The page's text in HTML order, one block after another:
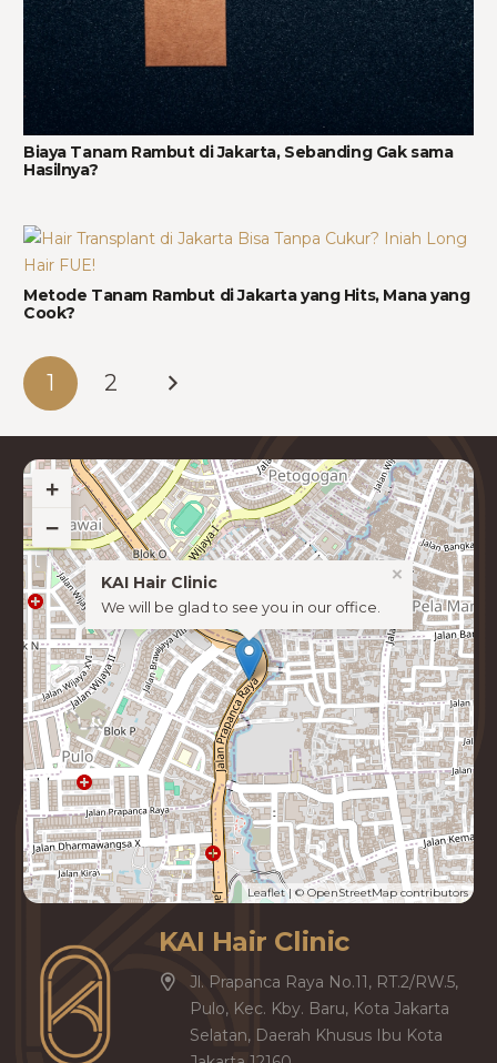
Biaya Tanam Rambut di Jakarta, Sebanding Gak sama
Hasilnya?
Metode Tanam Rambut di Jakarta yang Hits, Mana yang
Cook?
1 2
KAI Hair Clinic
Jl. Prapanca Raya No.11, RT.2/RW.5,
Pulo, Kec. Kby. Baru, Kota Jakarta
Selatan, Daerah Khusus Ibu Kota
KAI Hair Clinic
We will be glad to see you in our office.
×
+
−
Leaflet| ©OpenStreetMapcontributors